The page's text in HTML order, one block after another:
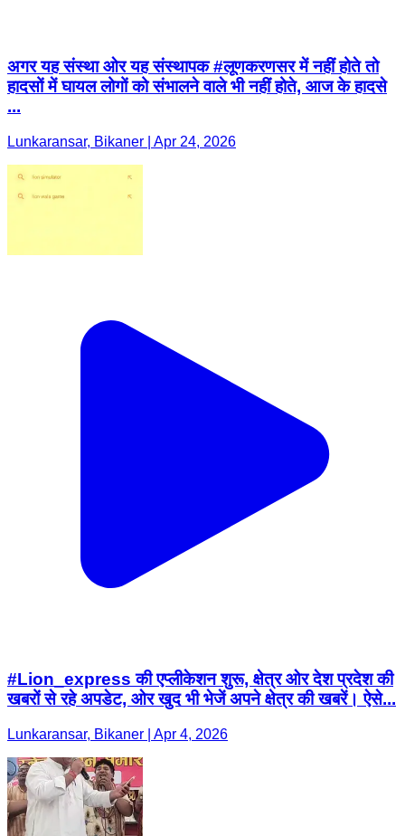
अगर यह संस्था ओर यह संस्थापक #लूणकरणसर में नहीं होते तो
हादसों में घायल लोगों को संभालने वाले भी नहीं होते, आज के हादसे
...
Lunkaransar, Bikaner | Apr 24, 2026
#Lion_express की एप्लीकेशन शुरू, क्षेत्र ओर देश प्रदेश की
खबरों से रहे अपडेट, ओर खुद भी भेजें अपने क्षेत्र की खबरें। ऐसे...
Lunkaransar, Bikaner | Apr 4, 2026